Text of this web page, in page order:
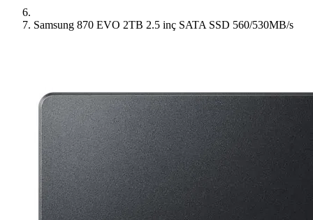
Samsung 870 EVO 2TB 2.5 inç SATA SSD 560/530MB/s